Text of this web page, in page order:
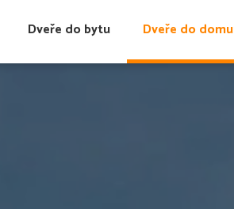
Dveře do bytu Dveře do domu